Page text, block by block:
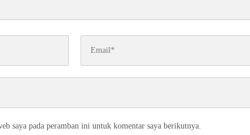
saya pada peramban ini untuk komentar saya berikutnya.